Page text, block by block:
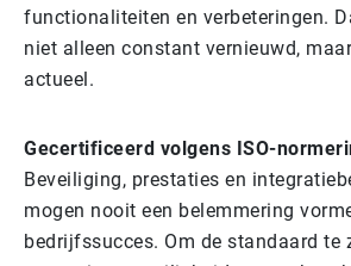
functionaliteiten en verbeteringen.
niet alleen constant vernieuwd,
actueel.
Gecertificeerd volgens ISO-
Beveiliging, prestaties en
mogen nooit een belemmering
bedrijfssucces. Om de standaard te